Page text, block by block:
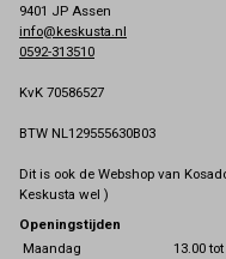
9401 JP Assen
info@keskusta.nl
0592-313510
KvK 70586527
BTW NL129555630B03
Dit is ook de Webshop van
Keskusta wel )
Openingstijden
Maandag
13.00